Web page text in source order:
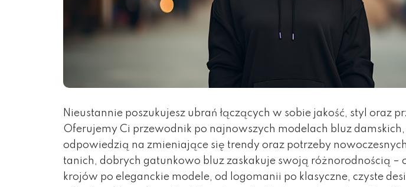
Nieustannie poszukujesz ubrań łączących w sobie jakość, styl oraz
Oferujemy Ci przewodnik po najnowszych modelach bluz damskich,
odpowiedzią na zmieniające się trendy oraz potrzeby
tanich, dobrych gatunkowo bluz zaskakuje swoją różnorodnością –
krojów po eleganckie modele, od logomanii po klasyczne, czyste